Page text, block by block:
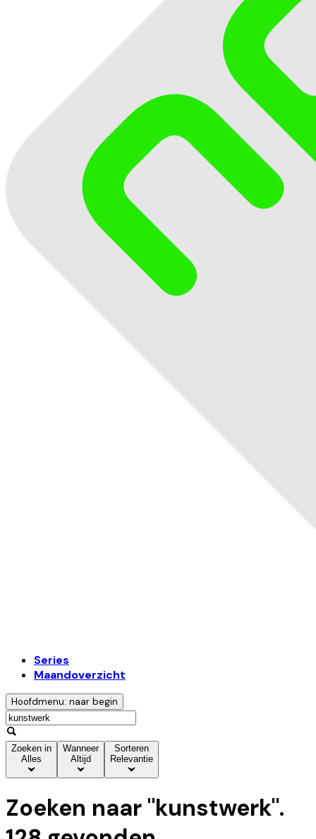
Series
Maandoverzicht
Hoofdmenu: naar begin
Zoeken in
Alles
Wanneer
Altijd
Sorteren
Relevantie
Zoeken naar "kunstwerk".